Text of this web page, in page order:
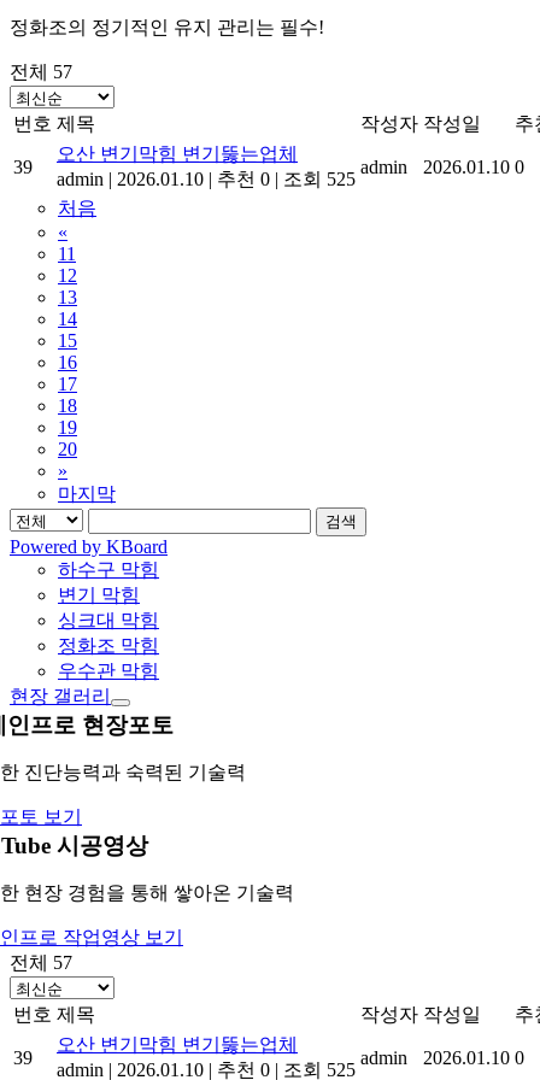
정화조의 정기적인 유지 관리는 필수!
전체 57
번호 제목 작성자 작성일 추
39
오산 변기막힘 변기뚫는업체
admin | 2026.01.10 | 추천 0 | 조회 525
admin 2026.01.10 0
처음
«
11
12
13
14
15
16
17
18
19
20
»
마지막
검색
Powered by KBoard
하수구 막힘
변기 막힘
싱크대 막힘
정화조 막힘
우수관 막힘
현장 갤러리
인프로 현장포토
진단능력과 숙력된 기술력
토 보기
시공영상
현장 경험을 통해 쌓아온 기술력
프로 작업영상 보기
전체 57
번호 제목 작성자 작성일 추
39
오산 변기막힘 변기뚫는업체
admin | 2026.01.10 | 추천 0 | 조회 525
admin 2026.01.10 0